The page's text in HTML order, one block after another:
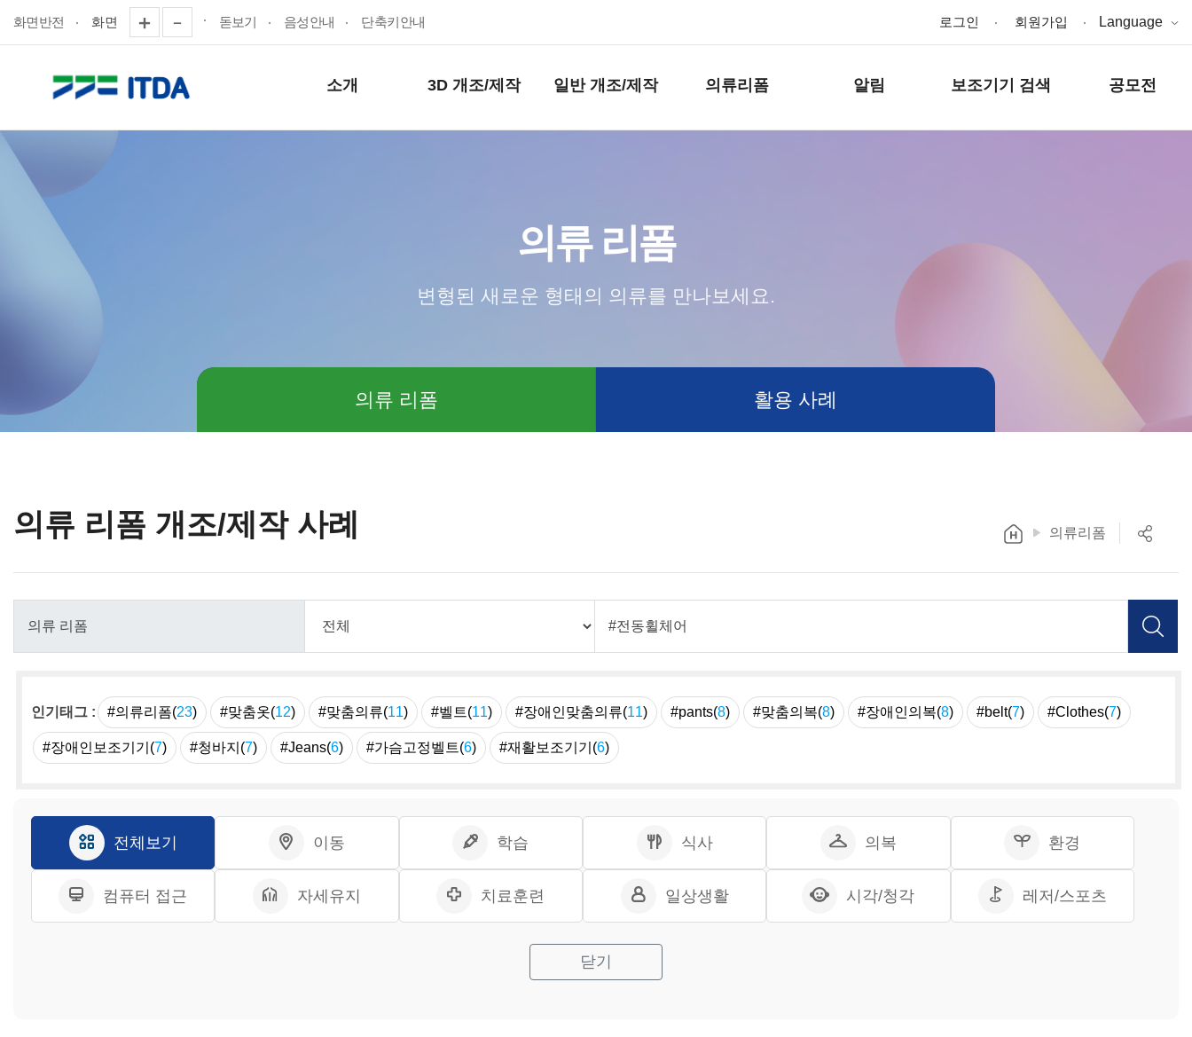
화면반전 화면 돋보기 음성안내 단축키안내 로그인 회원가입 Language
소개 3D 개조/제작 일반 개조/제작 의류리폼 알림 보조기기 검색 공모전
의류 리폼
변형된 새로운 형태의 의류를 만나보세요.
의류 리폼 활용 사례
의류 리폼 개조/제작 사례 의류리폼
인기태그 : #의류리폼(23) #맞춤옷(12) #맞춤의류(11) #벨트(11) #장애인맞춤의류(11) #pants(8) #맞춤의복(8) #장애인의복(8) #belt(7) #Clothes(7)
#장애인보조기기(7) #청바지(7) #Jeans(6) #가슴고정벨트(6) #재활보조기기(6)
전체보기 이동 학습 식사 의복 환경
컴퓨터 접근 자세유지 치료훈련 일상생활 시각/청각 레저/스포츠
닫기